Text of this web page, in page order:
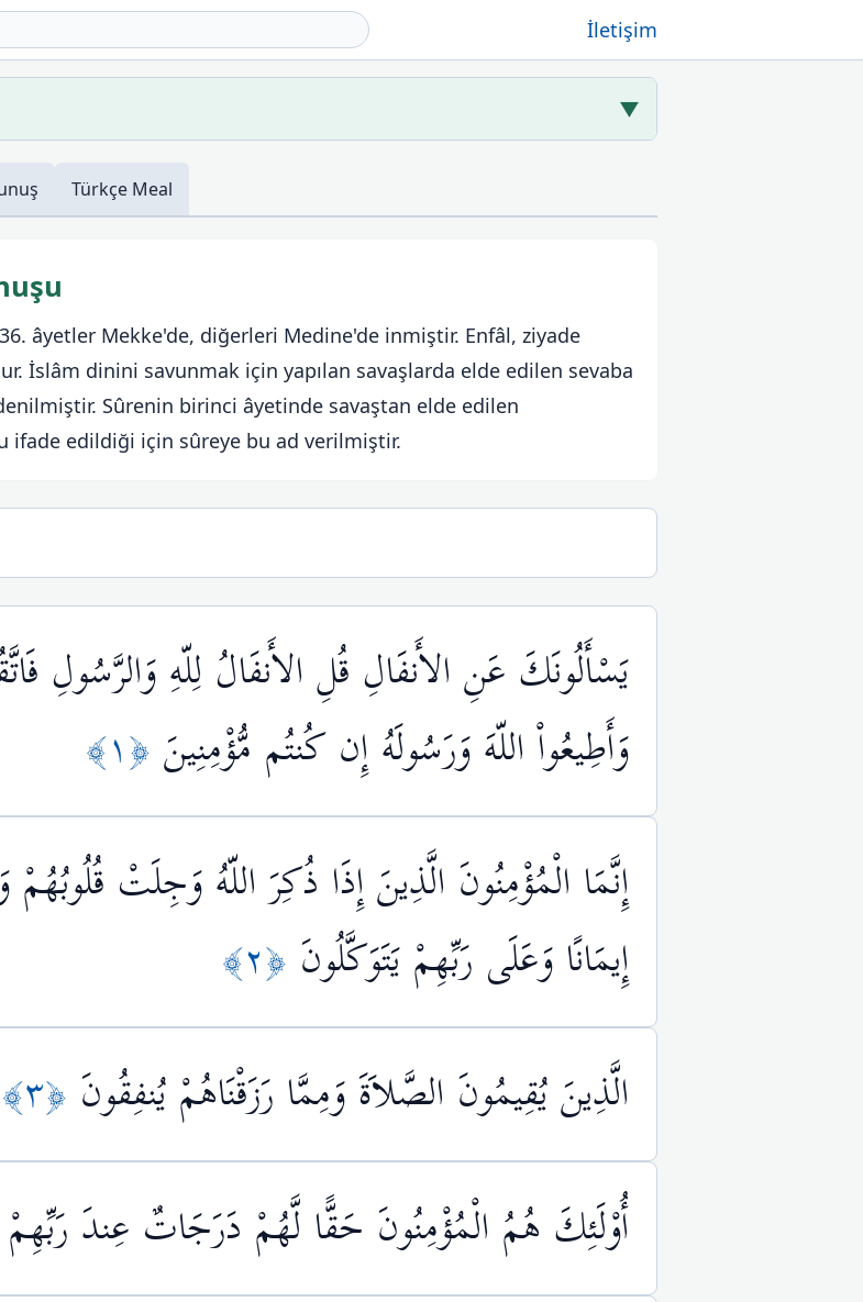
İletişim
▼
Türkçe Meal
âyetler Mekke'de, diğerleri Medine'de inmiştir. Enfâl, ziyade
İslâm dinini savunmak için yapılan savaşlarda elde edilen sevaba
Sûrenin birinci âyetinde savaştan elde edilen
ifade edildiği için sûreye bu ad verilmiştir.
يَسْأَلُونَكَ عَنِ الأَنفَالِ قُلِ الأَنفَالُ لِلّهِ وَالرَّسُولِ
وَأَطِيعُواْ اللّهَ وَرَسُولَهُ إِن كُنتُم مُّؤْمِنِينَ ﴿١﴾
إِنَّمَا الْمُؤْمِنُونَ الَّذِينَ إِذَا ذُكِرَ اللّهُ وَجِلَتْ قُلُوبُهُمْ
إِيمَانًا وَعَلَى رَبِّهِمْ يَتَوَكَّلُونَ ﴿٢﴾
الَّذِينَ يُقِيمُونَ الصَّلاَةَ وَمِمَّا رَزَقْنَاهُمْ يُنفِقُونَ ﴿٣﴾
أُوْلَئِكَ هُمُ الْمُؤْمِنُونَ حَقًّا لَّهُمْ دَرَجَاتٌ عِندَ